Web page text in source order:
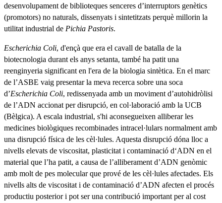
desenvolupament de biblioteques senceres d’interruptors genètics
(promotors) no naturals, dissenyats i sintetitzats perquè millorin la
utilitat industrial de Pichia Pastoris.
Escherichia Coli, d'ençà que era el cavall de batalla de la
biotecnologia durant els anys setanta, també ha patit una
reenginyeria significant en l'era de la biologia sintètica. En el marc
de l’ASBE vaig presentar la meva recerca sobre una soca
d’Escherichia Coli, redissenyada amb un moviment d’autohidròlisi
de l’ADN accionat per disrupció, en col·laboració amb la UCB
(Bèlgica). A escala industrial, s'hi aconsegueixen alliberar les
medicines biològiques recombinades intracel·lulars normalment amb
una disrupció física de les cèl·lules. Aquesta disrupció dóna lloc a
nivells elevats de viscositat, plasticitat i contaminació d‘ADN en el
material que l’ha patit, a causa de l’alliberament d’ADN genòmic
amb molt de pes molecular que prové de les cèl·lules afectades. Els
nivells alts de viscositat i de contaminació d’ADN afecten el procés
productiu posterior i pot ser una contribució important per al cost